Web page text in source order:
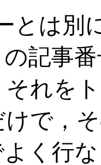
とは別
の記事
れを
で，
く行